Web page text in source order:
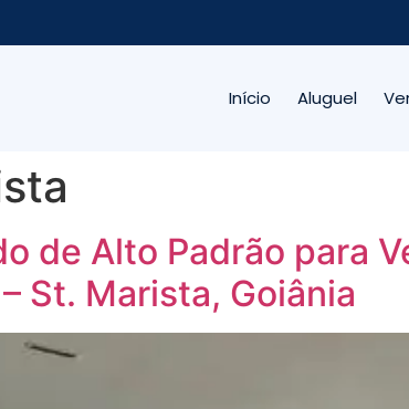
Início Aluguel
de Alto Padrão para
St. Marista, Goiânia